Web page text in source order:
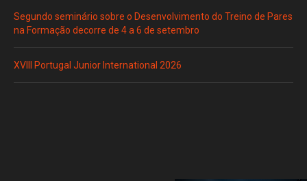
Segundo seminário sobre o Desenvolvimento do Treino de Pares
na Formação decorre de 4 a 6 de setembro
XVIII Portugal Junior International 2026